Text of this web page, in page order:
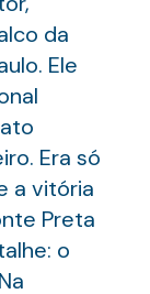
da
Ele
Era só
a vitória
Preta
o